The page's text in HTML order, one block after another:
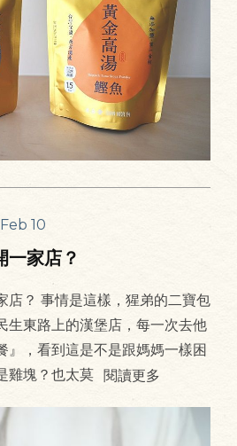
10
一家店？
店？ 事情是這樣，猩弟的二寶包
生東路上的漢堡店，每一次去他
』，看到這是不是跟媽媽一樣困
雞塊？也太莫 閱讀更多